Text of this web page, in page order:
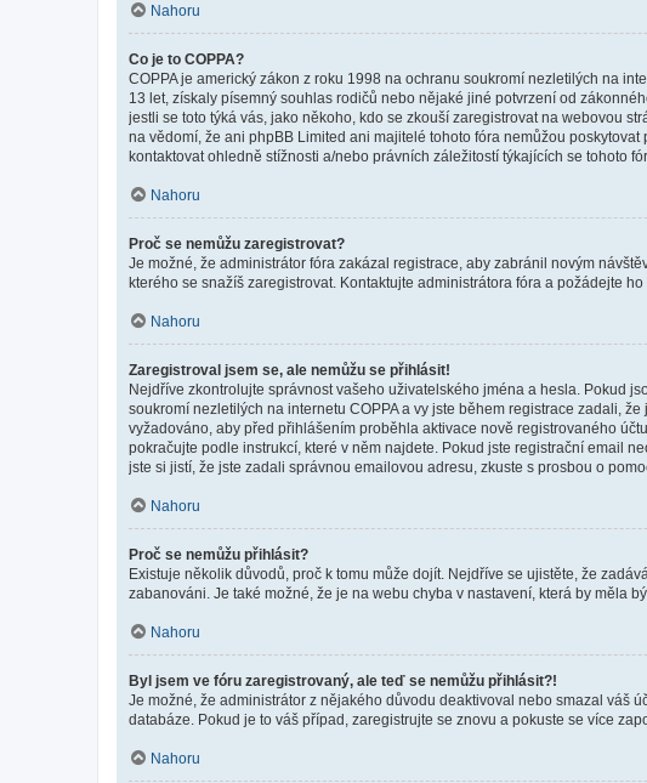
Nahoru
Co je to COPPA?
COPPA je americký zákon z roku 1998 na ochranu soukromí nezletilých na
13 let, získaly písemný souhlas rodičů nebo nějaké jiné potvrzení od
jestli se toto týká vás, jako někoho, kdo se zkouší zaregistrovat na webovou
na vědomí, že ani phpBB Limited ani majitelé tohoto fóra nemůžou
kontaktovat ohledně stížnosti a/nebo právních záležitostí týkajících se tohoto
Nahoru
Proč se nemůžu zaregistrovat?
Je možné, že administrátor fóra zakázal registrace, aby zabránil novým
kterého se snažíš zaregistrovat. Kontaktujte administrátora fóra a požádejte ho
Nahoru
Zaregistroval jsem se, ale nemůžu se přihlásit!
Nejdříve zkontrolujte správnost vašeho uživatelského jména a hesla. Pokud
soukromí nezletilých na internetu COPPA a vy jste během registrace zadali,
vyžadováno, aby před přihlášením proběhla aktivace nově registrovaného
pokračujte podle instrukcí, které v něm najdete. Pokud jste registrační email
jste si jistí, že jste zadali správnou emailovou adresu, zkuste s prosbou o
Nahoru
Proč se nemůžu přihlásit?
Existuje několik důvodů, proč k tomu může dojít. Nejdříve se ujistěte, že
zabanováni. Je také možné, že je na webu chyba v nastavení, která by měla
Nahoru
Byl jsem ve fóru zaregistrovaný, ale teď se nemůžu přihlásit?!
Je možné, že administrátor z nějakého důvodu deaktivoval nebo smazal váš
databáze. Pokud je to váš případ, zaregistrujte se znovu a pokuste se více
Nahoru